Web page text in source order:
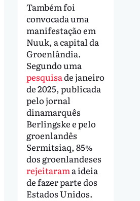
Também foi
convocada uma
manifestação em
Nuuk, a capital da
Groenlândia.
Segundo uma
pesquisade janeiro
de 2025, publicada
pelo jornal
dinamarquês
Berlingske e pelo
groenlandês
Sermitsiaq, 85%
dos groenlandeses
rejeitarama ideia
de fazer parte dos
Estados Unidos.